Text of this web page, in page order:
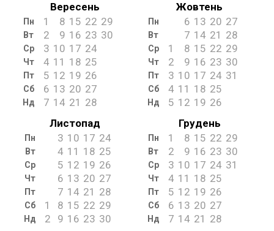
Вересень
Пн 1 8 15 22 29
Вт 2 9 16 23 30
Ср 3 10 17 24
Чт 4 11 18 25
Пт 5 12 19 26
Сб 6 13 20 27
Нд 7 14 21 28
Жовтень
Пн 6 13 20 27
Вт 7 14 21 28
Ср 1 8 15 22 29
Чт 2 9 16 23 30
Пт 3 10 17 24 31
Сб 4 11 18 25
Нд 5 12 19 26
Листопад
Пн 3 10 17 24
Вт 4 11 18 25
Ср 5 12 19 26
Чт 6 13 20 27
Пт 7 14 21 28
Сб 1 8 15 22 29
Нд 2 9 16 23 30
Грудень
Пн 1 8 15 22 29
Вт 2 9 16 23 30
Ср 3 10 17 24 31
Чт 4 11 18 25
Пт 5 12 19 26
Сб 6 13 20 27
Нд 7 14 21 28